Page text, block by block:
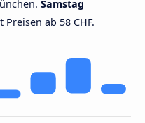
Samstag
ab 58 CHF.